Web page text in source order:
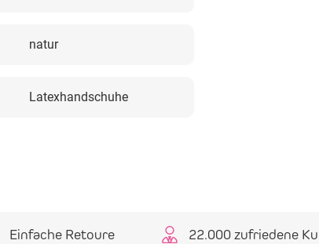
natur
Latexhandschuhe
Einfache Retoure 22.000 zufriedene